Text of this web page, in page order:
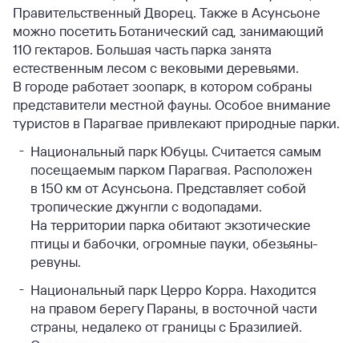
Правительственный Дворец. Также в Асунсьоне
можно посетить Ботанический сад, занимающий
110 гектаров. Большая часть парка занята
естественным лесом с вековыми деревьями.
В городе работает зоопарк, в котором собраны
представители местной фауны. Особое внимание
туристов в Парагвае привлекают природные парки.
Национальный парк Юбуцы. Считается самым
посещаемым парком Парагвая. Расположен
в 150 км от Асунсьона. Представляет собой
тропические джунгли с водопадами.
На территории парка обитают экзотические
птицы и бабочки, огромные пауки, обезьяны-
ревуны.
Национальный парк Церро Корра. Находится
на правом берегу Параны, в восточной части
страны, недалеко от границы с Бразилией.